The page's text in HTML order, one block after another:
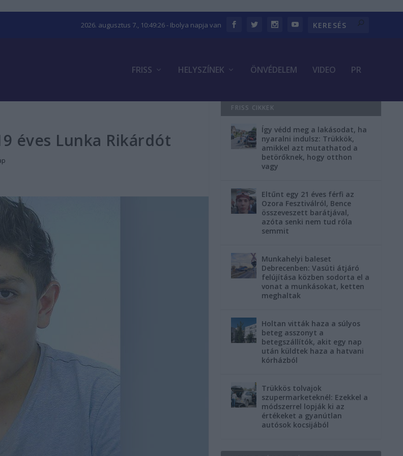
2026. augusztus 7., 10:49:27- Ibolya napja van
FRISS HELYSZÍNEK ÖNVÉDELEM VIDEO PR
éves Lunka Rikárdót
FRISS CIKKEK
Így védd meg a lakásodat, ha
nyaralni indulsz: Trükkök,
amikkel azt mutathatod a
betörőknek, hogy otthon
vagy
Eltűnt egy 21 éves férfi az
Ozora Fesztiválról, Bence
összeveszett barátjával,
azóta senki nem tud róla
semmit
Munkahelyi baleset
Debrecenben: Vasúti átjáró
felújítása közben sodorta el a
vonat a munkásokat, ketten
meghaltak
Holtan vitták haza a súlyos
beteg asszonyt a
betegszállítók, akit egy nap
után küldtek haza a hatvani
kórházból
Trükkös tolvajok
szupermarketeknél: Ezekkel a
módszerrel lopják ki az
értékeket a gyanútlan
autósok kocsijából